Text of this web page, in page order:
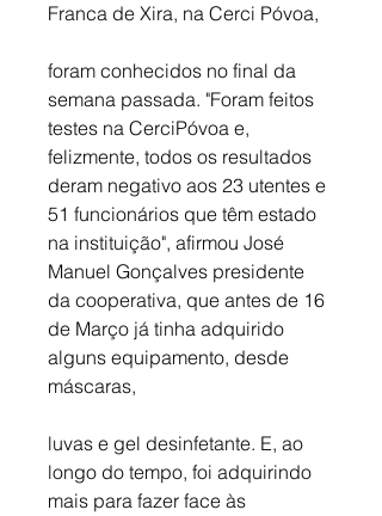
Franca de Xira, na Cerci Póvoa,
foram conhecidos no final da
semana passada. "Foram feitos
testes na CerciPóvoa e,
felizmente, todos os resultados
deram negativo aos 23 utentes e
51 funcionários que têm estado
na instituição", afirmou José
Manuel Gonçalves presidente
da cooperativa, que antes de 16
de Março já tinha adquirido
alguns equipamento, desde
máscaras,
luvas e gel desinfetante. E, ao
longo do tempo, foi adquirindo
mais para fazer face às